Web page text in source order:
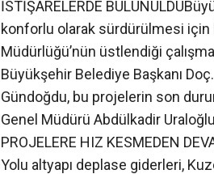
İSTİŞARELERDE
konforlu olarak sürdürülmesi için
Müdürlüğü’nün üstlendiği
Büyükşehir Belediye Başkanı
Gündoğdu, bu projelerin son
Genel Müdürü Abdülkadir
PROJELERE HIZ KESMEDEN
Yolu altyapı deplase giderleri,